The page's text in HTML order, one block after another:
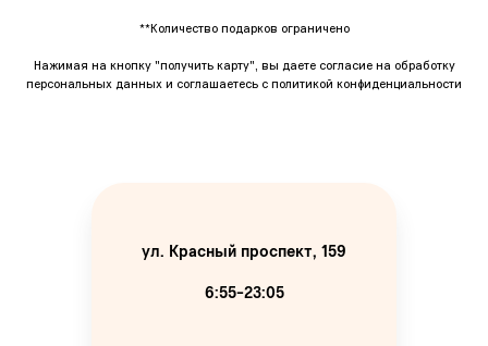
**Количество подарков ограничено
Нажимая на кнопку "получить карту", вы даете согласие на обработку
персональных данных и соглашаетесь c политикой конфиденциальности
ул. Красный проспект, 159
6:55-23:05